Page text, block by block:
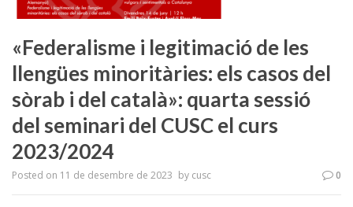
«Federalisme i legitimació de les
llengües minoritàries: els casos del
sòrab i del català»: quarta sessió
del seminari del CUSC el curs
2023/2024
Posted on 11 de desembre de 2023 by cusc 0